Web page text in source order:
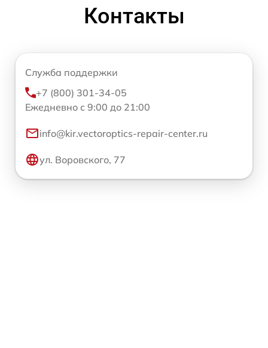
Контакты
Служба поддержки
+7 (800) 301-34-05
Ежедневно с 9:00 до 21:00
info@kir.vectoroptics-repair-center.ru
ул. Воровского, 77